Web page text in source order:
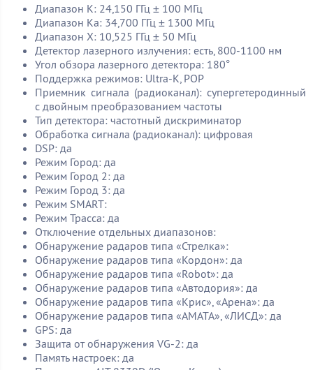
Диапазон K: 24,150 ГГц ± 100 МГц
Диапазон Ka: 34,700 ГГц ± 1300 МГц
Диапазон X: 10,525 ГГц ± 50 МГц
Детектор лазерного излучения: есть, 800-1100 нм
Угол обзора лазерного детектора: 180°
Поддержка режимов: Ultra-K, POP
Приемник сигнала (радиоканал): супергетеродинный
с двойным преобразованием частоты
Тип детектора: частотный дискриминатор
Обработка сигнала (радиоканал): цифровая
DSP: да
Режим Город: да
Режим Город 2: да
Режим Город 3: да
Режим SMART:
Режим Трасса: да
Отключение отдельных диапазонов:
Обнаружение радаров типа «Стрелка»:
Обнаружение радаров типа «Кордон»: да
Обнаружение радаров типа «Robot»: да
Обнаружение радаров типа «Автодория»: да
Обнаружение радаров типа «Крис», «Арена»: да
Обнаружение радаров типа «АМАТА», «ЛИСД»: да
GPS: да
Защита от обнаружения VG-2: да
Память настроек: да